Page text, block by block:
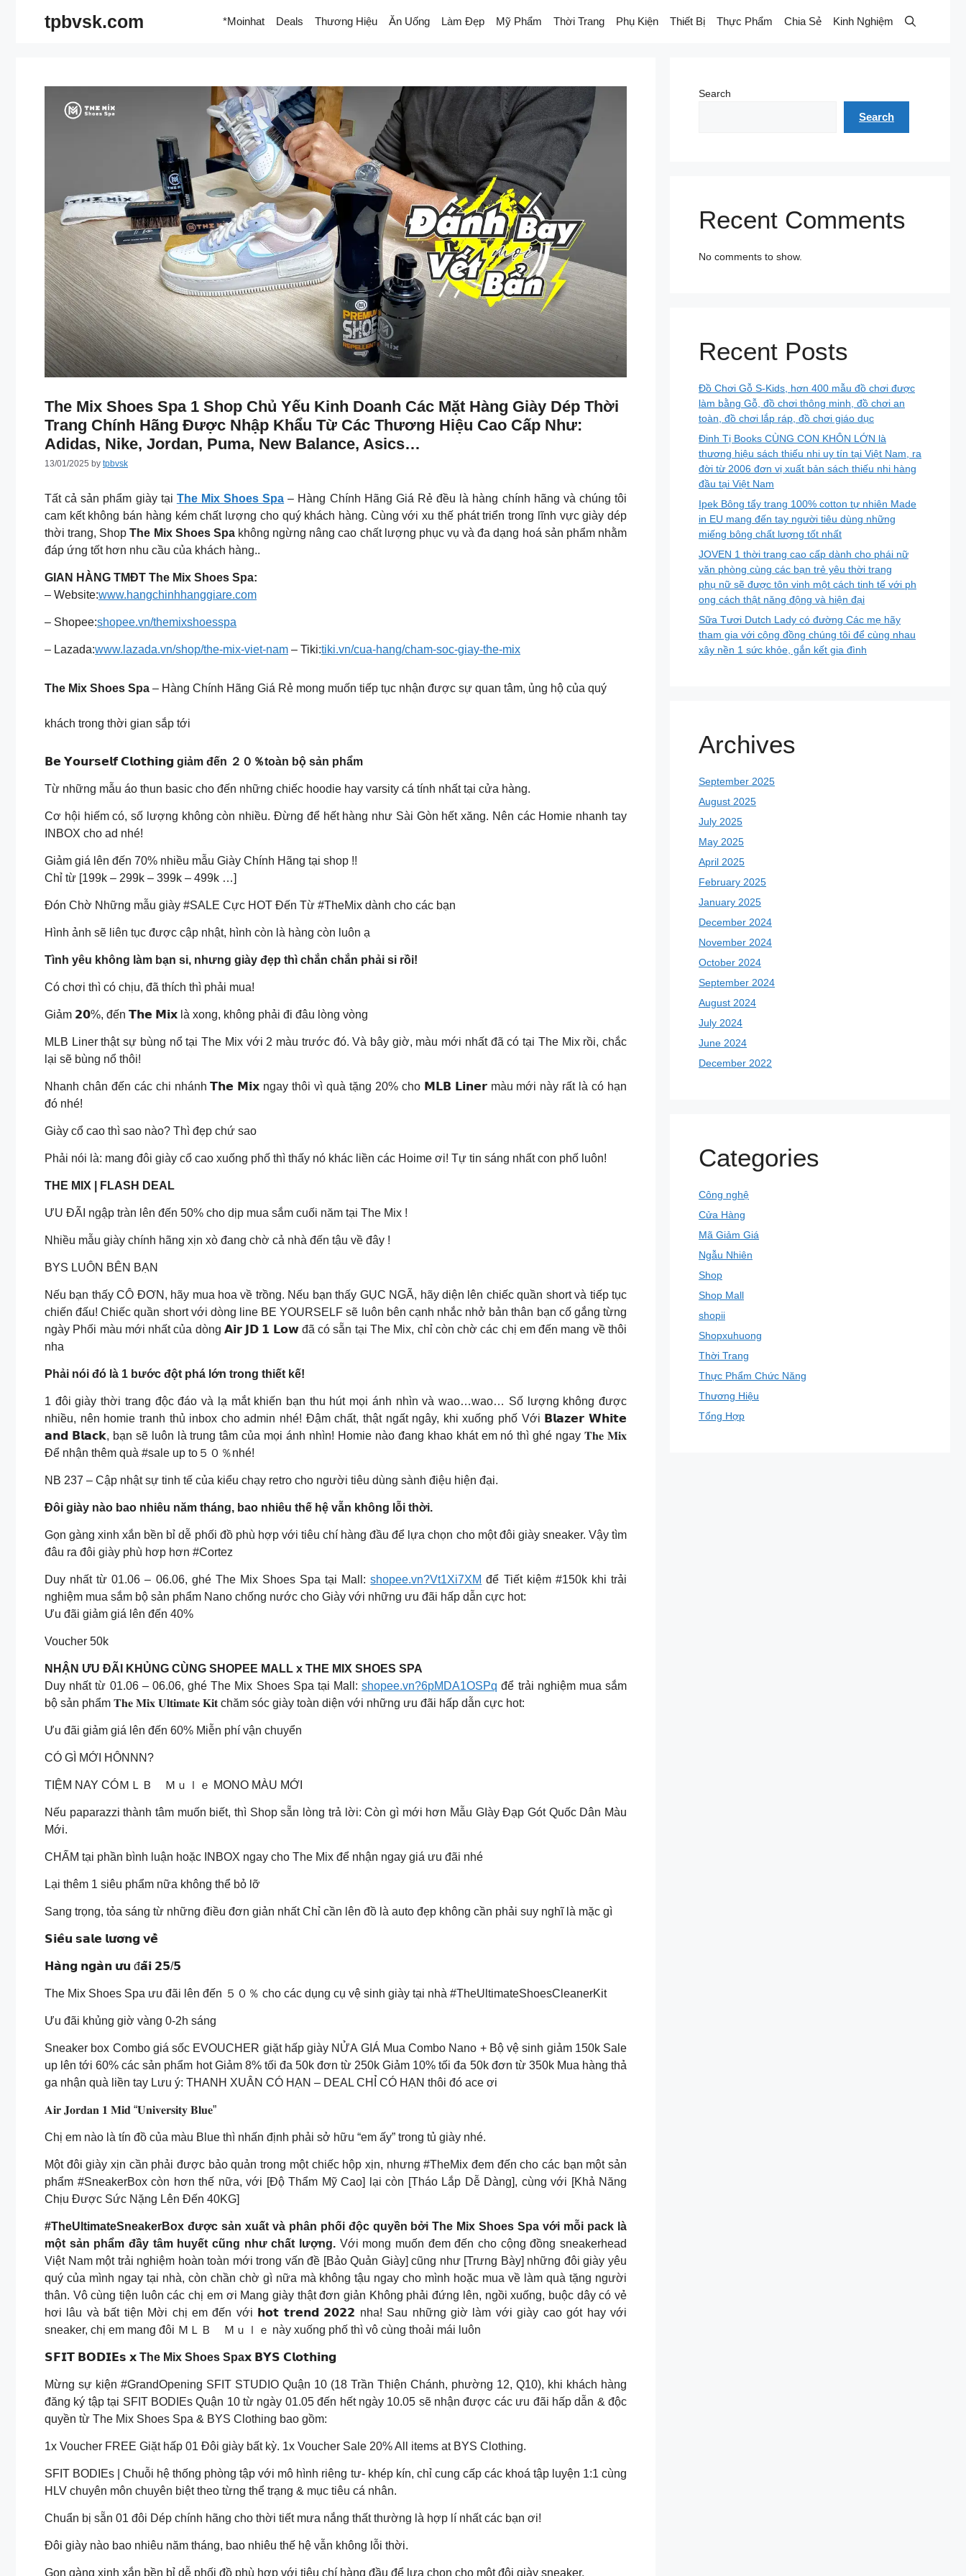
tpbvsk.com *Moinhat Deals Thương Hiệu Ăn Uống Làm Đẹp Mỹ Phẩm Thời Trang Phụ Kiện Thiết Bị Thực Phẩm Chia Sẻ Kinh Nghiệm
The Mix Shoes Spa 1 Shop Chủ Yếu Kinh Doanh Các Mặt Hàng Giày Dép Thời
Trang Chính Hãng Được Nhập Khẩu Từ Các Thương Hiệu Cao Cấp Như:
Adidas, Nike, Jordan, Puma, New Balance, Asics…
13/01/2025 by tpbvsk
Tất cả sản phẩm giày tại The Mix Shoes Spa – Hàng Chính Hãng Giá Rẻ đều là hàng chính hãng và chúng tôi
cam kết không bán hàng kém chất lượng cho quý khách hàng. Cùng với xu thế phát triển trong lĩnh vực giày dép
thời trang, ShopThe Mix Shoes Spakhông ngừng nâng cao chất lượng phục vụ và đa dạng hoá sản phẩm nhằm
đáp ứng tốt hơn nhu cầu của khách hàng..
GIAN HÀNG TMĐT The Mix Shoes Spa:
– Website:www.hangchinhhanggiare.com
– Shopee:shopee.vn/themixshoesspa
– Lazada:www.lazada.vn/shop/the-mix-viet-nam – Tiki:tiki.vn/cua-hang/cham-soc-giay-the-mix
The Mix Shoes Spa – Hàng Chính Hãng Giá Rẻ mong muốn tiếp tục nhận được sự quan tâm, ủng hộ của quý
khách trong thời gian sắp tới
𝗕𝗲 𝗬𝗼𝘂𝗿𝘀𝗲𝗹𝗳 𝗖𝗹𝗼𝘁𝗵𝗶𝗻𝗴 giảm đến ２０％toàn bộ sản phẩm
Từ những mẫu áo thun basic cho đến những chiếc hoodie hay varsity cá tính nhất tại cửa hàng.
Cơ hội hiếm có, số lượng không còn nhiều. Đừng để hết hàng như Sài Gòn hết xăng. Nên các Homie nhanh tay
INBOX cho ad nhé!
Giảm giá lên đến 70% nhiều mẫu Giày Chính Hãng tại shop !!
Chỉ từ [199k – 299k – 399k – 499k …]
Đón Chờ Những mẫu giày #SALE Cực HOT Đến Từ #TheMix dành cho các bạn
Hình ảnh sẽ liên tục được cập nhật, hình còn là hàng còn luôn ạ
Tình yêu không làm bạn si, nhưng giày đẹp thì chắn chắn phải si rồi!
Có chơi thì có chịu, đã thích thì phải mua!
Giảm 𝟮𝟬%, đến 𝗧𝗵𝗲 𝗠𝗶𝘅 là xong, không phải đi đâu lòng vòng
MLB Liner thật sự bùng nổ tại The Mix với 2 màu trước đó. Và bây giờ, màu mới nhất đã có tại The Mix rồi, chắc
lại sẽ bùng nổ thôi!
Nhanh chân đến các chi nhánh 𝗧𝗵𝗲 𝗠𝗶𝘅 ngay thôi vì quà tặng 20% cho 𝗠𝗟𝗕 𝗟𝗶𝗻𝗲𝗿 màu mới này rất là có hạn
đó nhé!
Giày cổ cao thì sao nào? Thì đẹp chứ sao
Phải nói là: mang đôi giày cổ cao xuống phố thì thấy nó khác liền các Hoime ơi! Tự tin sáng nhất con phố luôn!
THE MIX | FLASH DEAL
ƯU ĐÃI ngập tràn lên đến 50% cho dịp mua sắm cuối năm tại The Mix !
Nhiều mẫu giày chính hãng xịn xò đang chờ cả nhà đến tậu về đây !
BYS LUÔN BÊN BẠN
Nếu bạn thấy CÔ ĐƠN, hãy mua hoa về trồng. Nếu bạn thấy GỤC NGÃ, hãy diện lên chiếc quần short và tiếp tục
chiến đấu! Chiếc quần short với dòng line BE YOURSELF sẽ luôn bên cạnh nhắc nhở bản thân bạn cố gắng từng
ngày Phối màu mới nhất của dòng 𝗔𝗶𝗿 𝗝𝗗 𝟭 𝗟𝗼𝘄 đã có sẵn tại The Mix, chỉ còn chờ các chị em đến mang về thôi
nha
Phải nói đó là 1 bước đột phá lớn trong thiết kế!
1 đôi giày thời trang độc đáo và lạ mắt khiến bạn thu hút mọi ánh nhìn và wao…wao… Số lượng không được
nhiều, nên homie tranh thủ inbox cho admin nhé! Đậm chất, thật ngất ngây, khi xuống phố Với 𝗕𝗹𝗮𝘇𝗲𝗿 𝗪𝗵𝗶𝘁𝗲
𝗮𝗻𝗱 𝗕𝗹𝗮𝗰𝗸, bạn sẽ luôn là trung tâm của mọi ánh nhìn! Homie nào đang khao khát em nó thì ghé ngay 𝐓𝐡𝐞 𝐌𝐢𝐱
Để nhận thêm quà #sale up to５０％nhé!
NB 237 – Cập nhật sự tinh tế của kiểu chạy retro cho người tiêu dùng sành điệu hiện đại.
Đôi giày nào bao nhiêu năm tháng, bao nhiêu thế hệ vẫn không lỗi thời.
Gọn gàng xinh xắn bền bỉ dễ phối đồ phù hợp với tiêu chí hàng đầu để lựa chọn cho một đôi giày sneaker. Vậy tìm
đâu ra đôi giày phù hơp hơn #Cortez
Duy nhất từ 01.06 – 06.06, ghé The Mix Shoes Spa tại Mall:shopee.vn?Vt1Xi7XM để Tiết kiệm #150k khi trải
nghiệm mua sắm bộ sản phẩm Nano chống nước cho Giày với những ưu đãi hấp dẫn cực hot:
Ưu đãi giảm giá lên đến 40%
Voucher 50k
NHẬN ƯU ĐÃI KHỦNG CÙNG SHOPEE MALL x THE MIX SHOES SPA
Duy nhất từ 01.06 – 06.06, ghé The Mix Shoes Spa tại Mall:shopee.vn?6pMDA1OSPq để trải nghiệm mua sắm
bộ sản phẩm 𝐓𝐡𝐞 𝐌𝐢𝐱 𝐔𝐥𝐭𝐢𝐦𝐚𝐭𝐞 𝐊𝐢𝐭 chăm sóc giày toàn diện với những ưu đãi hấp dẫn cực hot:
Ưu đãi giảm giá lên đến 60% Miễn phí vận chuyển
CÓ GÌ MỚI HÔNNN?
TIỆM NAY CÓＭＬＢ Ｍｕｌｅ MONO MÀU MỚI
Nếu paparazzi thành tâm muốn biết, thì Shop sẵn lòng trả lời: Còn gì mới hơn Mẫu GIày Đạp Gót Quốc Dân Màu
Mới.
CHẤM tại phần bình luận hoặc INBOX ngay cho The Mix để nhận ngay giá ưu đãi nhé
Lại thêm 1 siêu phẩm nữa không thể bỏ lỡ
Sang trọng, tỏa sáng từ những điều đơn giản nhất Chỉ cần lên đồ là auto đẹp không cần phải suy nghĩ là mặc gì
𝗦𝗶𝗲̂𝘂 𝘀𝗮𝗹𝗲 𝗹𝘂̛𝗼̛𝗻𝗴 𝘃𝗲̂̀
𝗛𝗮̀𝗻𝗴 𝗻𝗴𝗮̀𝗻 𝘂̛𝘂 đ𝗮̃𝗶 𝟮𝟱/𝟱
The Mix Shoes Spa ưu đãi lên đến ５０％ cho các dụng cụ vệ sinh giày tại nhà #TheUltimateShoesCleanerKit
Ưu đãi khủng giờ vàng 0-2h sáng
Sneaker box Combo giá sốc EVOUCHER giặt hấp giày NỬA GIÁ Mua Combo Nano + Bộ vệ sinh giảm 150k Sale
up lên tới 60% các sản phẩm hot Giảm 8% tối đa 50k đơn từ 250k Giảm 10% tối đa 50k đơn từ 350k Mua hàng thả
ga nhận quà liền tay Lưu ý: THANH XUÂN CÓ HẠN – DEAL CHỈ CÓ HẠN thôi đó ace ơi
𝐀𝐢𝐫 𝐉𝐨𝐫𝐝𝐚𝐧 𝟏 𝐌𝐢𝐝 “𝐔𝐧𝐢𝐯𝐞𝐫𝐬𝐢𝐭𝐲 𝐁𝐥𝐮𝐞”
Chị em nào là tín đồ của màu Blue thì nhấn định phải sở hữu “em ấy” trong tủ giày nhé.
Một đôi giày xịn cần phải được bảo quản trong một chiếc hộp xịn, nhưng #TheMix đem đến cho các bạn một sản
phẩm #SneakerBox còn hơn thế nữa, với [Độ Thẩm Mỹ Cao] lại còn [Tháo Lắp Dễ Dàng], cùng với [Khả Năng
Chịu Được Sức Nặng Lên Đến 40KG]
#TheUltimateSneakerBox được sản xuất và phân phối độc quyền bởi The Mix Shoes Spa với mỗi pack là
một sản phẩm đầy tâm huyết cũng như chất lượng. Với mong muốn đem đến cho cộng đồng sneakerhead
Việt Nam một trải nghiệm hoàn toàn mới trong vấn đề [Bảo Quản Giày] cũng như [Trưng Bày] những đôi giày yêu
quý của mình ngay tại nhà, còn chần chờ gì nữa mà không tậu ngay cho mình hoặc mua về làm quà tặng người
thân. Vô cùng tiện luôn các chị em ơi Mang giày thật đơn giản Không phải đứng lên, ngồi xuống, buộc dây có vẻ
hơi lâu và bất tiện Mời chị em đến với 𝗵𝗼𝘁 𝘁𝗿𝗲𝗻𝗱 𝟮𝟬𝟮𝟮 nha! Sau những giờ làm với giày cao gót hay với
sneaker, chị em mang đôi ＭＬＢ Ｍｕｌｅ này xuống phố thì vô cùng thoải mái luôn
𝗦𝗙𝗜𝗧 𝗕𝗢𝗗𝗜𝗘𝘀 𝘅 The Mix Shoes Spa𝘅 𝗕𝗬𝗦 𝗖𝗹𝗼𝘁𝗵𝗶𝗻𝗴
Mừng sự kiện #GrandOpening SFIT STUDIO Quận 10 (18 Trần Thiện Chánh, phường 12, Q10), khi khách hàng
đăng ký tập tại SFIT BODIEs Quận 10 từ ngày 01.05 đến hết ngày 10.05 sẽ nhận được các ưu đãi hấp dẫn & độc
quyền từ The Mix Shoes Spa & BYS Clothing bao gồm:
1x Voucher FREE Giặt hấp 01 Đôi giày bất kỳ. 1x Voucher Sale 20% All items at BYS Clothing.
SFIT BODIEs | Chuỗi hệ thống phòng tập với mô hình riêng tư- khép kín, chỉ cung cấp các khoá tập luyện 1:1 cùng
HLV chuyên môn chuyên biệt theo từng thể trạng & mục tiêu cá nhân.
Chuẩn bị sẵn 01 đôi Dép chính hãng cho thời tiết mưa nắng thất thường là hợp lí nhất các bạn ơi!
Đôi giày nào bao nhiêu năm tháng, bao nhiêu thế hệ vẫn không lỗi thời.
Gọn gàng xinh xắn bền bỉ dễ phối đồ phù hợp với tiêu chí hàng đầu để lựa chọn cho một đôi giày sneaker.
Search
Search
Recent Comments
No comments to show.
Recent Posts
Đồ Chơi Gỗ S-Kids, hơn 400 mẫu đồ chơi được
làm bằng Gỗ, đồ chơi thông minh, đồ chơi an
toàn, đồ chơi lắp ráp, đồ chơi giáo dục
Đinh Tị Books CÙNG CON KHÔN LỚN là
thương hiệu sách thiếu nhi uy tín tại Việt Nam, ra
đời từ 2006 đơn vị xuất bản sách thiếu nhi hàng
đầu tại Việt Nam
Ipek Bông tẩy trang 100% cotton tự nhiên Made
in EU mang đến tay người tiêu dùng những
miếng bông chất lượng tốt nhất
JOVEN 1 thời trang cao cấp dành cho phái nữ
văn phòng cùng các bạn trẻ yêu thời trang
phụ nữ sẽ được tôn vinh một cách tinh tế với ph
ong cách thật năng động và hiện đại
Sữa Tươi Dutch Lady có đường Các mẹ hãy
tham gia với cộng đồng chúng tôi để cùng nhau
xây nền 1 sức khỏe, gắn kết gia đình
Archives
September 2025
August 2025
July 2025
May 2025
April 2025
February 2025
January 2025
December 2024
November 2024
October 2024
September 2024
August 2024
July 2024
June 2024
December 2022
Categories
Công nghệ
Cửa Hàng
Mã Giảm Giá
Ngẫu Nhiên
Shop
Shop Mall
shopii
Shopxuhuong
Thời Trang
Thực Phẩm Chức Năng
Thương Hiệu
Tổng Hợp